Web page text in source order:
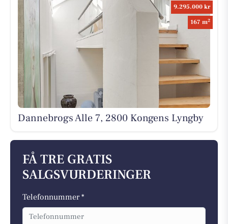
9.295.000 kr
167 m2
Dannebrogs Alle 7, 2800 Kongens Lyngby
FÅ TRE GRATIS
SALGSVURDERINGER
Telefonnummer *